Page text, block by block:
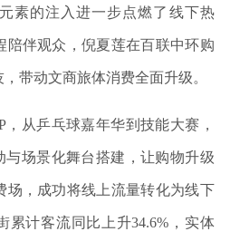
的注入进一步点燃了线下热
陪伴观众，倪夏莲在百联中环购
带动文商旅体消费全面升级。
从乒乓球嘉年华到技能大赛，
与场景化舞台搭建，让购物升级
场，成功将线上流量转化为线下
计客流同比上升34.6%，实体